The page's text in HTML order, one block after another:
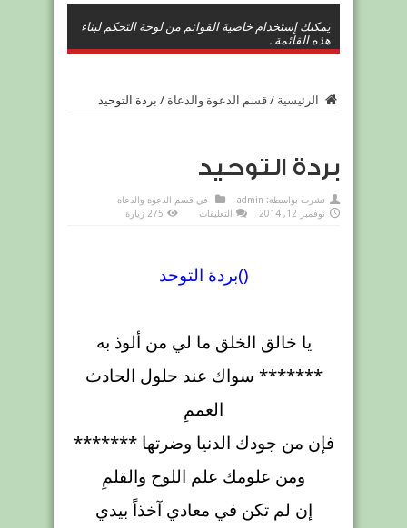
يمكنك إستخدام خاصية القوائم من لوحة التحكم لبناء
هذه القائمة .
الرئيسية / قسم الدعوة والدعاة / بردة التوحيد
بردة التوحيد
نشرت بواسطة: admin في قسم الدعوة والدعاة
نوفمبر 12, 2014
التعليقات 275 زيارة
بردة التوحد))
يا خالق الخلق ما لي من ألوذ به
******* سواك عند حلول الحادث
العممِ
فإن من جودك الدنيا وضرتها *******
ومن علومك علم اللوح والقلمِ
إن لم تكن في معادي آخذاً بيدي